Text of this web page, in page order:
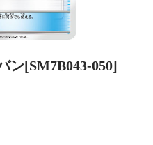
ン[SM7B043-050]